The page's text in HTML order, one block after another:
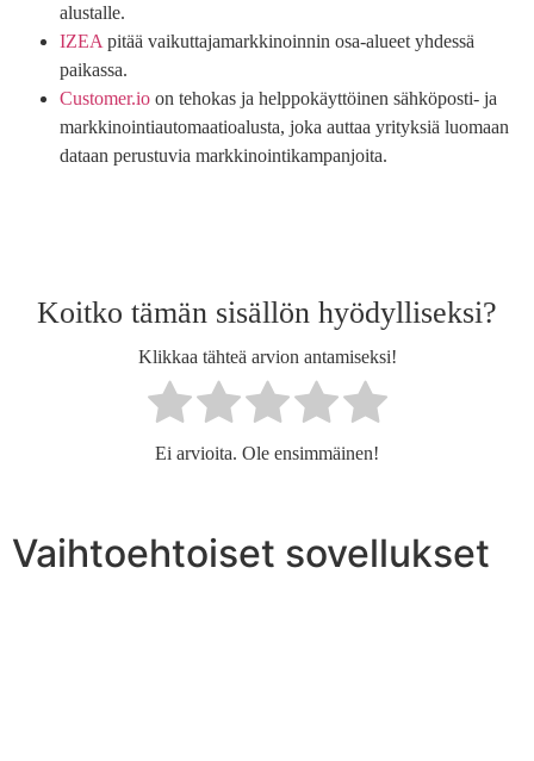
alustalle.
IZEA pitää vaikuttajamarkkinoinnin osa-alueet yhdessä
paikassa.
Customer.io on tehokas ja helppokäyttöinen sähköposti- ja
markkinointiautomaatioalusta, joka auttaa yrityksiä luomaan
dataan perustuvia markkinointikampanjoita.
Koitko tämän sisällön hyödylliseksi?
Klikkaa tähteä arvion antamiseksi!
Ei arvioita. Ole ensimmäinen!
Vaihtoehtoiset sovellukset